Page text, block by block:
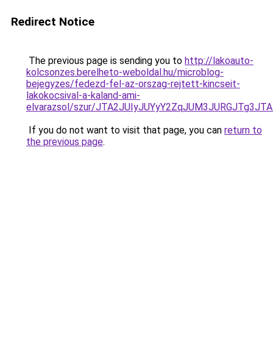
Redirect Notice
The previous page is sending you to http://lakoauto-
kolcsonzes.berelheto-weboldal.hu/microblog-
bejegyzes/fedezd-fel-az-orszag-rejtett-kincseit-
lakokocsival-a-kaland-ami-
elvarazsol/szur/
If you do not want to visit that page, you can return to
the previous page.